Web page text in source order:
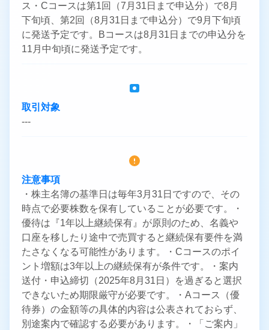
ス・Cコースは第1回（7月31日まで申込分）で8月
下旬頃、第2回（8月31日まで申込分）で9月下旬頃
に発送予定です。Bコースは8月31日までの申込分を
11月中旬頃に発送予定です。
取引対象
---
注意事項
・株主名簿の基準日は毎年3月31日ですので、その
時点で必要株数を保有していることが必要です。・
優待は『1年以上継続保有』が原則のため、名義や
口座を移したり途中で売買すると継続保有要件を満
たさなくなる可能性があります。・Cコースのポイ
ント増額は3年以上の継続保有が条件です。・案内
送付・申込締切（2025年8月31日）を過ぎると選択
できないため期限厳守が必要です。・Aコース（優
待券）の金額等の具体的内容は公表されておらず、
別途案内で確認する必要があります。・「ご案内」